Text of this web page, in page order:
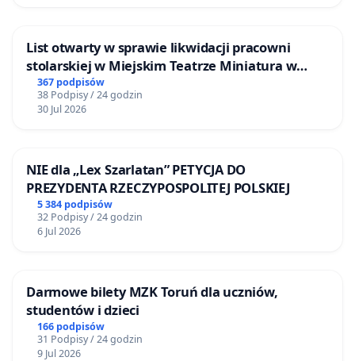
List otwarty w sprawie likwidacji pracowni
stolarskiej w Miejskim Teatrze Miniatura w
Gdańsku
367 podpisów
38 Podpisy / 24 godzin
30 Jul 2026
NIE dla „Lex Szarlatan” PETYCJA DO
PREZYDENTA RZECZYPOSPOLITEJ POLSKIEJ
5 384 podpisów
32 Podpisy / 24 godzin
6 Jul 2026
Darmowe bilety MZK Toruń dla uczniów,
studentów i dzieci
166 podpisów
31 Podpisy / 24 godzin
9 Jul 2026